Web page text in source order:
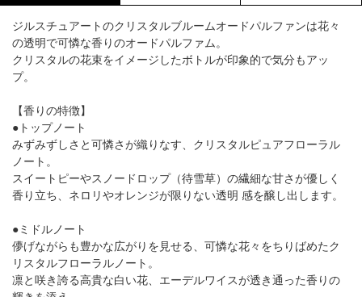
ジルスチュアートのクリスタルブルームオードパルファンは花々
の透明で可憐な香りのオードパルファム。
クリスタルの花束をイメージしたボトルが印象的で気分もアッ
プ。
【香りの特徴】
●トップノート
みずみずしさと可憐さが織りなす、クリスタルピュアフローラル
ノート。
スイートピーやスノードロップ（待雪草）の繊細な甘さが優しく
香り立ち、ネロリやオレンジが限りない透明 感を醸し出します。
●ミドルノート
儚げながらも豊かな広がりを見せる、可憐な花々をちりばめたク
リスタルフローラルノート。
凛と咲き誇る高貴な白い花、エーデルワイスが透き通った香りの